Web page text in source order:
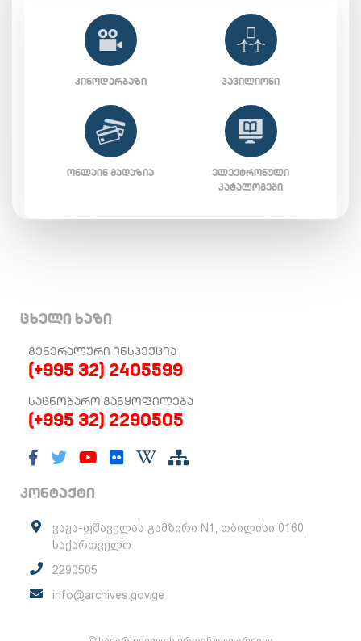
ᲙᲘᲜᲝᲓᲐᲠᲑᲐᲖᲘ ᲞᲐᲕᲘᲚᲘᲝᲜᲘ
ᲝᲜᲚᲐᲘᲜ ᲛᲐᲦᲐᲖᲘᲐ
ᲔᲚᲔᲥᲢᲠᲝᲜᲣᲚᲘ
ᲙᲐᲢᲐᲚᲝᲒᲔᲑᲘ
ცხელი ხაზი
ᲒᲔᲜᲔᲠᲐᲚᲣᲠᲘ ᲘᲜᲡᲞᲔᲥᲪᲘᲐ
(+995 32) 2405599
ᲡᲐᲪᲜᲝᲑᲐᲠᲝ ᲒᲐᲜᲧᲝᲤᲘᲚᲔᲑᲐ
(+995 32) 2290505
კონტაქტი
ვაჟა-ფშაველას გამზირი N1, თბილისი 0160,
საქართველო
2290505
info@archives.gov.ge